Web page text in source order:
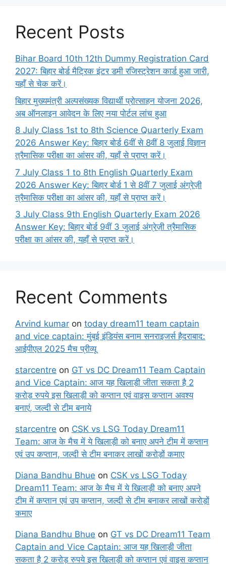
Recent Posts
Bihar Board 10th 12th Dummy Registration Card
2027: बिहार बोर्ड मैट्रिक इंटर डमी रजिस्ट्रेशन कार्ड हुआ जारी,
यहाँ से चेक करें।
बिहार मुख्यमंत्री अल्पसंख्यक विद्यार्थी प्रोत्साहन योजना 2026,
अब ऑनलाइन आवेदन के लिए नया पोर्टल लांच हुआ
8 July Class 1st to 8th Science Quarterly Exam
2026 Answer Key: बिहार बोर्ड 6वीं से 8वीं 8 जुलाई विज्ञान
त्रैमासिक परीक्षा का आंसर की, यहाँ से प्राप्त करें।
7 July Class 1 to 8th English Quarterly Exam
2026 Answer Key: बिहार बोर्ड 1 से 8वीं 7 जुलाई अंग्रेज़ी
त्रैमासिक परीक्षा का आंसर की, यहाँ से प्राप्त करें।
3 July Class 9th English Quarterly Exam 2026
Answer Key: बिहार बोर्ड 9वीं 3 जुलाई अंग्रेज़ी त्रैमासिक
परीक्षा का आंसर की, यहाँ से प्राप्त करें।
Recent Comments
Arvind kumar on today dream11 team captain
and vice captain: मुंबई इंडियंस बनाम सनराइजर्स हैदराबाद:
आईपीएल 2025 मैच प्रीव्यू
starcentre on GT vs DC Dream11 Team Captain
and Vice Captain: आज यह खिलाड़ी जीता सकता है 2
करोड़ रुपये इस खिलाड़ी को कप्तान एवं वाइस कप्तान अवश्य
बनाएं, जल्दी से टीम बनाये
starcentre on CSK vs LSG Today Dream11
Team: आज के मैच में ये खिलाड़ी को बनाए अपने टीम में कप्तान
एवं उप कप्तान, जल्दी से टीम बनाकर लाखों करोड़ों कमाए
Diana Bandhu Bhue on CSK vs LSG Today
Dream11 Team: आज के मैच में ये खिलाड़ी को बनाए अपने
टीम में कप्तान एवं उप कप्तान, जल्दी से टीम बनाकर लाखों करोड़ों
कमाए
Diana Bandhu Bhue on GT vs DC Dream11 Team
Captain and Vice Captain: आज यह खिलाड़ी जीता
सकता है 2 करोड़ रुपये इस खिलाड़ी को कप्तान एवं वाइस कप्तान